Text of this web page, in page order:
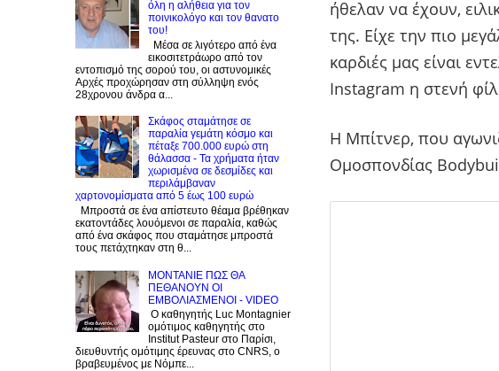
ήθελαν να έχουν,
της. Είχε την πιο
καρδιές μας είναι
Instagram η στενή
Η Μπίτνερ, που
Ομοσπονδίας
όλη η αλήθεια για τον
ποινικολόγο και τον θανατο
του!
Μέσα σε λιγότερο από ένα
εικοσιτετράωρο από τον
εντοπισμό της σορού του, οι αστυνομικές
Αρχές προχώρησαν στη σύλληψη ενός
28χρονου άνδρα α...
Σκάφος σταμάτησε σε
παραλία γεμάτη κόσμο και
πέταξε 700.000 ευρώ στη
θάλασσα - Τα χρήματα ήταν
χωρισμένα σε δεσμίδες και
περιλάμβαναν
χαρτονομίσματα από 5 έως 100 ευρώ
Μπροστά σε ένα απίστευτο θέαμα βρέθηκαν
εκατοντάδες λουόμενοι σε παραλία, καθώς
από ένα σκάφος που σταμάτησε μπροστά
τους πετάχτηκαν στη θ...
ΜΟΝΤΑΝΙΕ ΠΩΣ ΘΑ
ΠΕΘΑΝΟΥΝ ΟΙ
ΕΜΒΟΛΙΑΣΜΕΝΟΙ - VIDEO
Ο καθηγητής Luc Montagnier
ομότιμος καθηγητής στο
Institut Pasteur στο Παρίσι,
διευθυντής ομότιμης έρευνας στο CNRS, o
βραβευμένος με Νόμπε...